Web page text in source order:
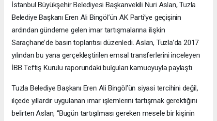
İstanbul Büyükşehir Belediyesi Başkanvekili Nuri Aslan, Tuzla
Belediye Başkanı Eren Ali Bingöl’ün AK Parti’ye geçişinin
ardından gündeme gelen imar tartışmalarına ilişkin
Saraçhane’de basın toplantısı düzenledi. Aslan, Tuzla’da 2017
yılından bu yana gerçekleştirilen emsal transferlerini inceleyen
İBB Teftiş Kurulu raporundaki bulguları kamuoyuyla paylaştı.
Tuzla Belediye Başkanı Eren Ali Bingöl’ün siyasi tercihini değil,
ilçede yıllardır uygulanan imar işlemlerini tartışmak gerektiğini
belirten Aslan, “Bugün tartışılması gereken mesele bir kişinin